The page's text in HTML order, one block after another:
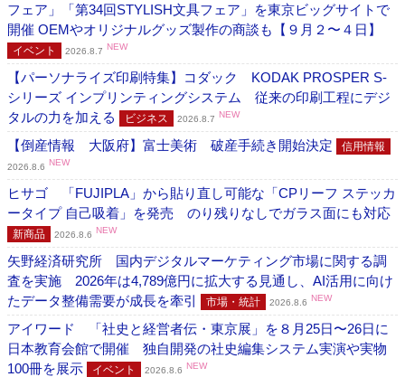
フェア」「第34回STYLISH文具フェア」を東京ビッグサイトで
開催 OEMやオリジナルグッズ製作の商談も【９月２〜４日】
イベント 2026.8.7 NEW
【パーソナライズ印刷特集】コダック KODAK PROSPER S-
シリーズ インプリンティングシステム 従来の印刷工程にデジ
タルの力を加える
ビジネス 2026.8.7 NEW
【倒産情報 大阪府】富士美術 破産手続き開始決定 信用情報
2026.8.6 NEW
ヒサゴ 「FUJIPLA」から貼り直し可能な「CPリーフ ステッカ
ータイプ 自己吸着」を発売 のり残りなしでガラス面にも対応
新商品 2026.8.6 NEW
矢野経済研究所 国内デジタルマーケティング市場に関する調
査を実施 2026年は4,789億円に拡大する見通し、AI活用に向け
たデータ整備需要が成長を牽引
市場・統計 2026.8.6 NEW
アイワード 「社史と経営者伝・東京展」を８月25日〜26日に
日本教育会館で開催 独自開発の社史編集システム実演や実物
100冊を展示
イベント 2026.8.6 NEW